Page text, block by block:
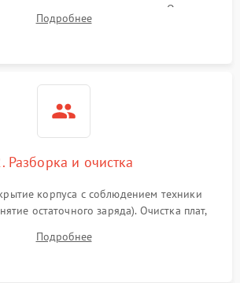
и выходного напряжения. Оценка
отключение основного питания без
Подробнее
Разборка и очистка
корпуса с соблюдением техники
остаточного заряда). Очистка плат,
перегрева и замыканий.
Подробнее